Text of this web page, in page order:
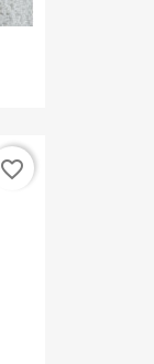
favorite_border